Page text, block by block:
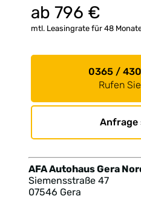
ab 796 €
mtl. Leasingrate für 48
0365 /
Rufen
Anfrage
AFA Autohaus Gera
Siemensstraße 47
07546 Gera